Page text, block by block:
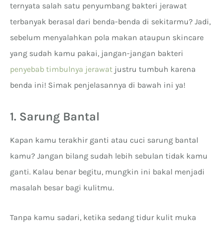
ternyata salah satu penyumbang bakteri jerawat
terbanyak berasal dari benda-benda di sekitarmu? Jadi,
sebelum menyalahkan pola makan ataupun skincare
yang sudah kamu pakai, jangan-jangan bakteri
penyebab timbulnya jerawat justru tumbuh karena
benda ini! Simak penjelasannya di bawah ini ya!
1. Sarung Bantal
Kapan kamu terakhir ganti atau cuci sarung bantal
kamu? Jangan bilang sudah lebih sebulan tidak kamu
ganti. Kalau benar begitu, mungkin ini bakal menjadi
masalah besar bagi kulitmu.
Tanpa kamu sadari, ketika sedang tidur kulit muka